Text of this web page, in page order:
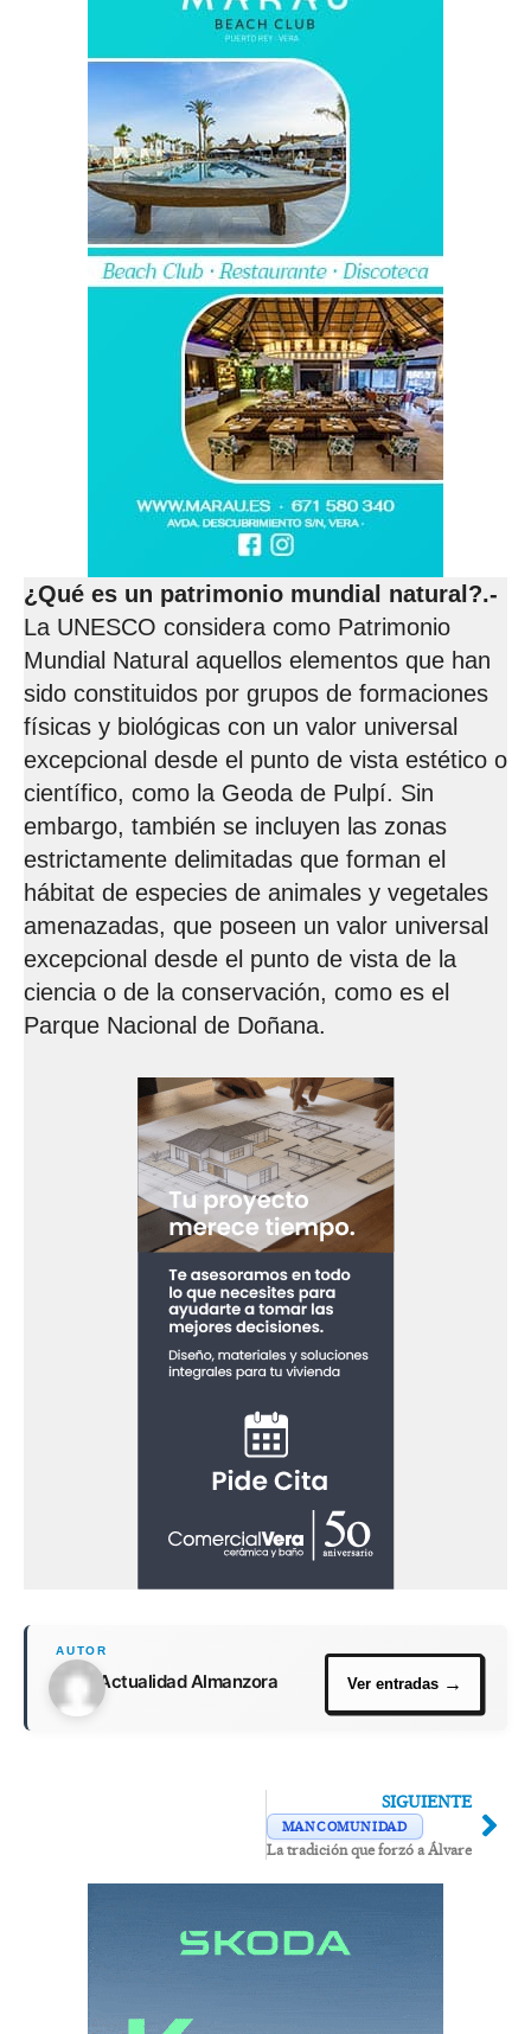
¿Qué es un patrimonio mundial natural?.-
La UNESCO considera como Patrimonio
Mundial Natural aquellos elementos que han
sido constituidos por grupos de formaciones
físicas y biológicas con un valor universal
excepcional desde el punto de vista estético o
científico, como la Geoda de Pulpí. Sin
embargo, también se incluyen las zonas
estrictamente delimitadas que forman el
hábitat de especies de animales y vegetales
amenazadas, que poseen un valor universal
excepcional desde el punto de vista de la
ciencia o de la conservación, como es el
Parque Nacional de Doñana.
Actualidad Almanzora
SIGUIENTE
MANCOMUNIDAD
La tradición que forzó a Álvarez de